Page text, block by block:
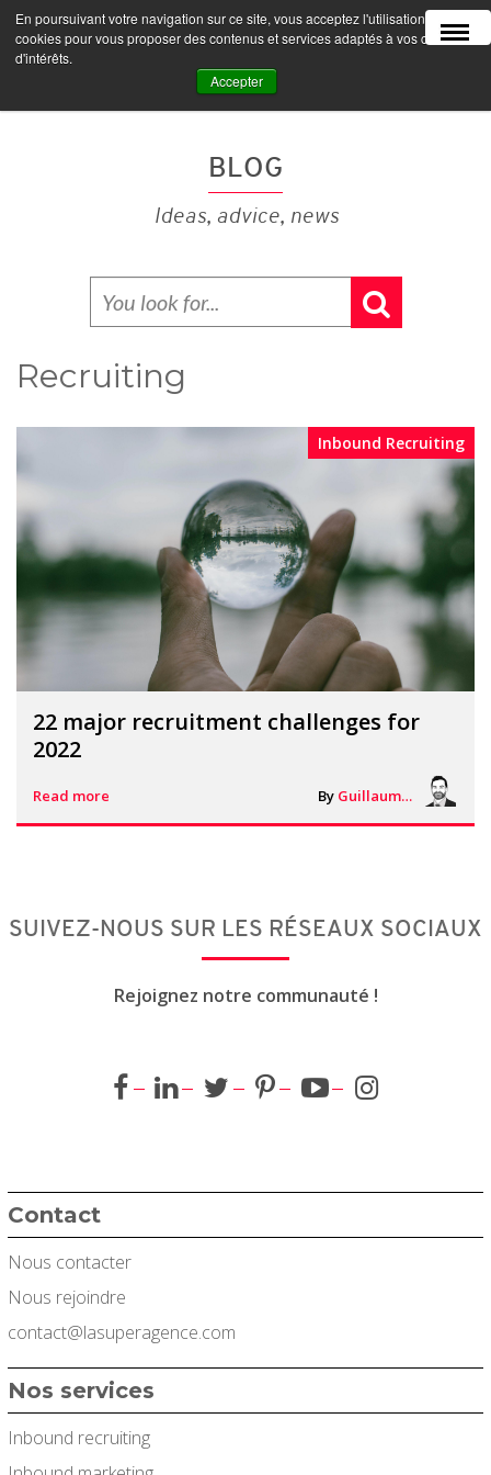
En poursuivant votre navigation sur ce site, vous acceptez l'utilisation de
cookies pour vous proposer des contenus et services adaptés à vos centres
d'intérêts.
Accepter
MENU
BLOG
Ideas, advice, news
Recruiting
22 major recruitment challenges for
2022
Read more By Guillaume Vigneron
Inbound Recruiting
SUIVEZ-NOUS SUR LES RÉSEAUX SOCIAUX
Rejoignez notre communauté !
Contact
Nous contacter
Nous rejoindre
contact@lasuperagence.com
Nos services
Inbound recruiting